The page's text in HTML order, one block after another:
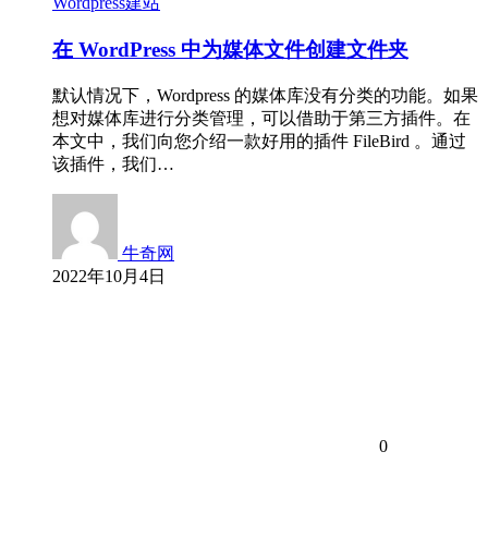
在 WordPress 中为媒体文件创建文件夹
默认情况下，Wordpress 的媒体库没有分类的功能。如果
想对媒体库进行分类管理，可以借助于第三方插件。在
本文中，我们向您介绍一款好用的插件 FileBird 。通过
该插件，我们…
牛奇网
2022年10月4日
0